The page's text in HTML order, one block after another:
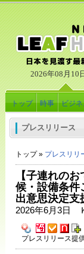
2026年08月10
トップ 時事 ビジネ
プレスリリース
トップ » プレスリリ
【子連れの
候・設備条件
出意思決定
2026年6月3日
プレスリリース提